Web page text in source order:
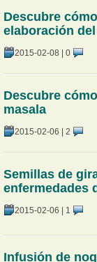
Descubre
elaboración
2015-02-08 | 0
Descubre
masala
2015-02-06 | 2
Semillas de
enfermedades
2015-02-06 | 1
Infusión de